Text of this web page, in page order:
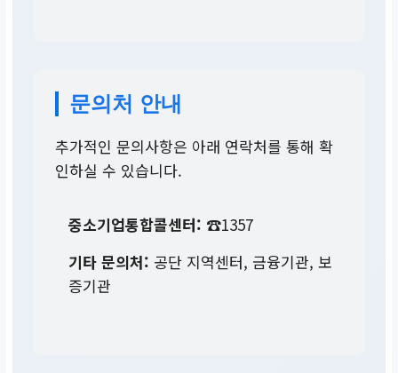
문의처 안내
추가적인 문의사항은 아래 연락처를 통해 확
인하실 수 있습니다.
중소기업통합콜센터: ☎1357
기타 문의처: 공단 지역센터, 금융기관, 보
증기관